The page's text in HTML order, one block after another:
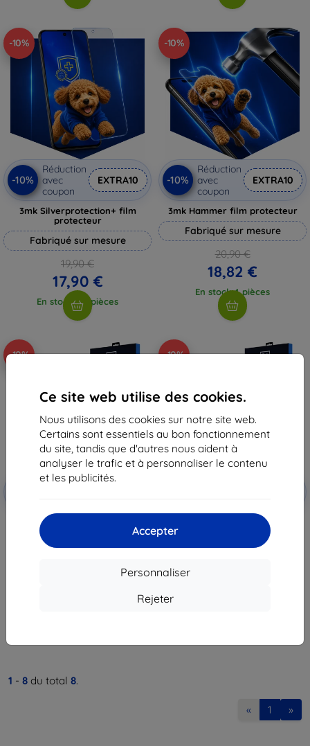
Ce site web utilise des cookies.
Nous utilisons des cookies sur notre site web.
Certains sont essentiels au bon fonctionnement
du site, tandis que d'autres nous aident à
analyser le trafic et à personnaliser le contenu
et les publicités.
Accepter
Personnaliser
Rejeter
-10%
-10%
Réduction
avec
coupon
EXTRA10
3mk Silverprotection+ film
protecteur
Fabriqué sur mesure
19,90 €
17,90 €
En stock > 5 pièces
-10%
-10%
Réduction
avec
coupon
EXTRA10
3mk Hammer film protecteur
Fabriqué sur mesure
20,90 €
18,82 €
En stock 4 pièces
-10%
Réduction
3mk TechWrap Matte film de
protection pour tableau de bord
AUDI Q2 2024- 8,8"
-10%
3mk TechWrap Matte film de
protection pour écran central
AUDI Q2 2024- 8,8"
1 - 8 du total 8.
« 1 »